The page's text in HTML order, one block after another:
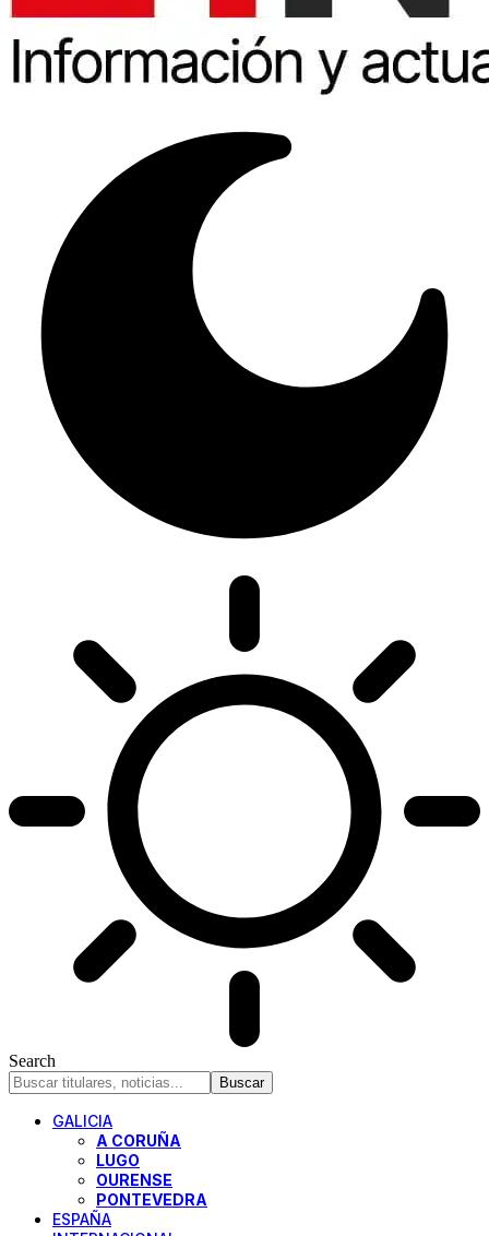
Search
GALICIA
A CORUÑA
LUGO
OURENSE
PONTEVEDRA
ESPAÑA